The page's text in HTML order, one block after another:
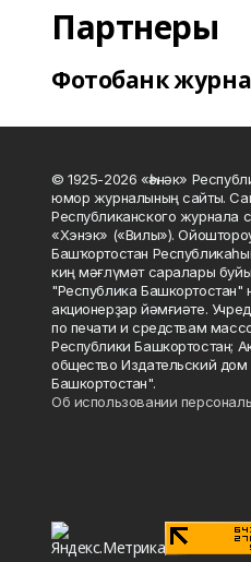
Партнеры
Фотобанк
© 1925-2026 «Һәнәк»
юмор журналының сайты.
Республиканского журнала
«Хэнэк» («Вилы»).
Башҡортостан
киң мәғлүмәт саралары
"Республика Башкортостан"
акционерҙар йәмғиәте.
по печати и средствам
Республики Башкортостан;
общество Издательский
Башкортостан".
Об использовании